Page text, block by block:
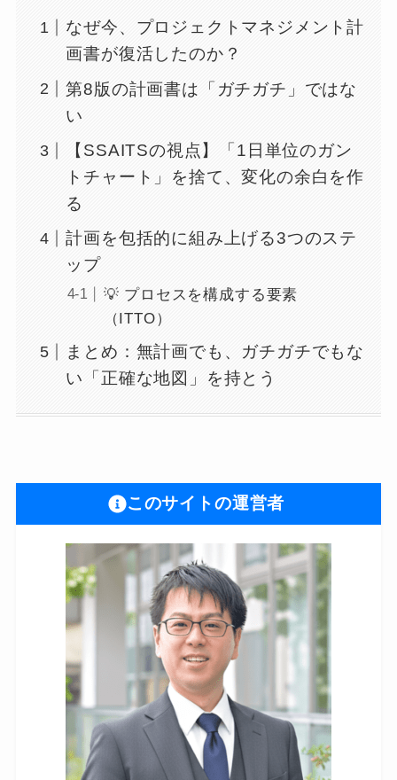
なぜ今、プロジェクトマネジメント計
画書が復活したのか？
第8版の計画書は「ガチガチ」ではな
い
【SSAITSの視点】「1日単位のガン
トチャート」を捨て、変化の余白を作
る
計画を包括的に組み上げる3つのステ
ップ
💡 プロセスを構成する要素
（ITTO）
まとめ：無計画でも、ガチガチでもな
い「正確な地図」を持とう
このサイトの運営者